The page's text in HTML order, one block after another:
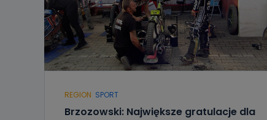
REGION SPORT
Brzozowski: Największe gratulacje dla